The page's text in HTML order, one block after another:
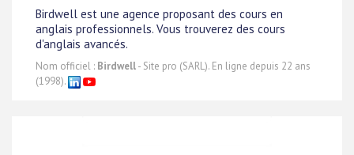
Birdwell est une agence proposant des cours en
anglais professionnels. Vous trouverez des cours
d'anglais avancés.
Nom officiel : Birdwell- Site pro (SARL). En ligne depuis 22 ans
(1998).